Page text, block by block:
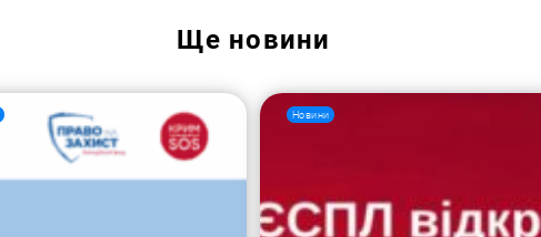
Пошук за запитом:
Ще новини
Новини